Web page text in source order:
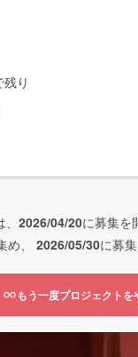
り
2026/04/20に募集を
め、 2026/05/30に募
もう一度プロジェクト